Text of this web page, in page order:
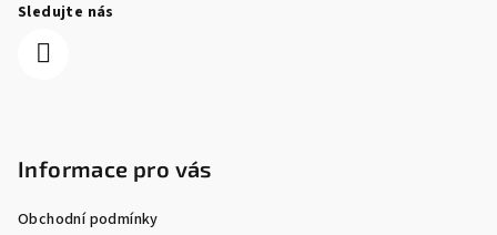
Sledujte nás
Informace pro vás
Obchodní podmínky